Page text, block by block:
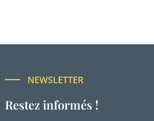
NEWSLETTER
Restez informés !